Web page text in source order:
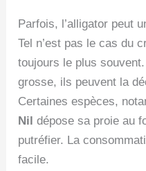
Parfois, l’alligator peut
Tel n’est pas le cas du
toujours le plus
grosse, ils peuvent la
Certaines espèces,
Nil dépose sa proie au
putréfier. La
facile.